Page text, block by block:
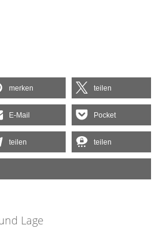
merken teilen
E-Mail Pocket
teilen teilen
Lage